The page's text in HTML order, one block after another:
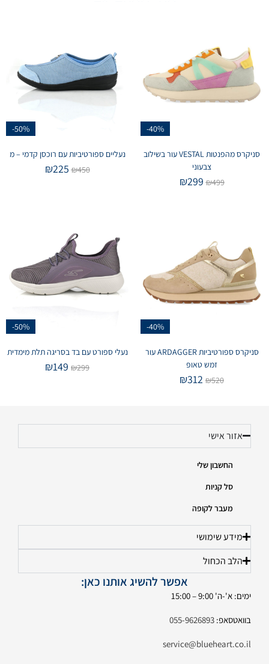
-40%
סניקרס מהפנטות VESTAL עור בשילוב
צבעוני
₪499
₪299
-50%
נעליים ספורטיביות עם רוכסן קדמי – מ
₪450
₪225
-40%
סניקרס ספורטיביות ARDAGGER עור
זמש טאופ
₪520
₪312
-50%
נעלי ספורט עם בד בסריגה תלת מימדית
₪299
₪149
אזור אישי
החשבון שלי
סל קניות
מעבר לקופה
מידע שימושי
הלב הכחול
אפשר להשיג אותנו כאן:
ימים: א'-ה' 9:00 – 15:00
בוואטסאפ: 055-9626893
service@blueheart.co.il